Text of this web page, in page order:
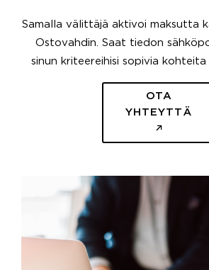
Samalla välittäjä aktivoi maksutta
Ostovahdin. Saat tiedon
sinun kriteereihisi sopivia kohteita
OTA
YHTEYTTÄ